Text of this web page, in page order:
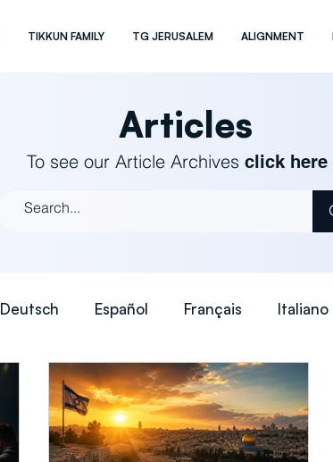
TIKKUN FAMILY TG JERUSALEM ALIGNMENT
Articles
To see our Article Archives click here
Deutsch Español Français Italiano
日本語 简体中文 (Simplified) 繁體中文
ISRAEL AT WAR War with Iran TRUTH